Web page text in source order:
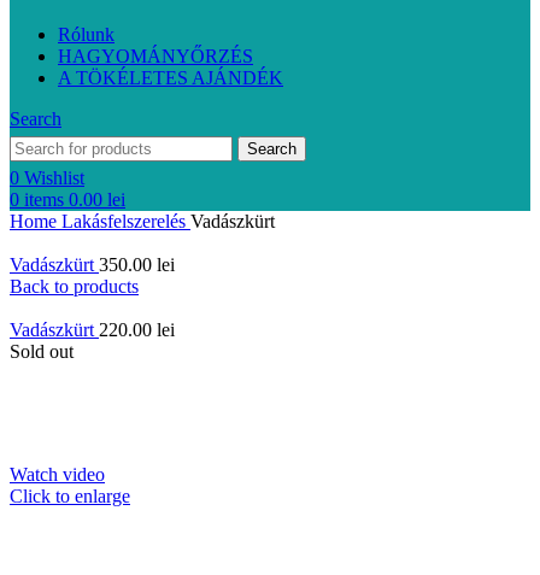
Rólunk
HAGYOMÁNYŐRZÉS
A TÖKÉLETES AJÁNDÉK
Search
Search
0 Wishlist
0 items 0.00 lei
Home Lakásfelszerelés Vadászkürt
Vadászkürt 350.00 lei
Back to products
Vadászkürt 220.00 lei
Sold out
Watch video
Click to enlarge